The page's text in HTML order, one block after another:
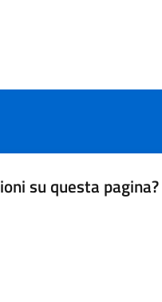
su questa pagina?